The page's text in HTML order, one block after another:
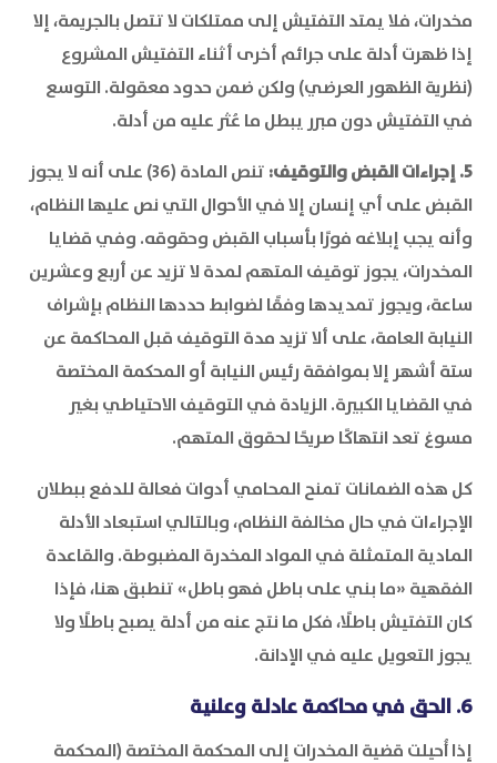
مخدرات، فلا يمتد التفتيش إلى ممتلكات لا تتصل بالجريمة، إلا
إذا ظهرت أدلة على جرائم أخرى أثناء التفتيش المشروع
(نظرية الظهور العرضي) ولكن ضمن حدود معقولة. التوسع
في التفتيش دون مبرر يبطل ما عُثر عليه من أدلة.
5. إجراءات القبض والتوقيف:
تنص المادة (36) على أنه لا يجوز
القبض على أي إنسان إلا في الأحوال التي نص عليها النظام،
وأنه يجب إبلاغه فورًا بأسباب القبض وحقوقه. وفي قضايا
المخدرات، يجوز توقيف المتهم لمدة لا تزيد عن أربع وعشرين
ساعة، ويجوز تمديدها وفقًا لضوابط حددها النظام بإشراف
النيابة العامة، على ألا تزيد مدة التوقيف قبل المحاكمة عن
ستة أشهر إلا بموافقة رئيس النيابة أو المحكمة المختصة
في القضايا الكبيرة. الزيادة في التوقيف الاحتياطي بغير
مسوغ تعد انتهاكًا صريحًا لحقوق المتهم.
كل هذه الضمانات تمنح المحامي أدوات فعالة للدفع ببطلان
الإجراءات في حال مخالفة النظام، وبالتالي استبعاد الأدلة
المادية المتمثلة في المواد المخدرة المضبوطة. والقاعدة
الفقهية «ما بني على باطل فهو باطل» تنطبق هنا، فإذا
كان التفتيش باطلًا، فكل ما نتج عنه من أدلة يصبح باطلًا ولا
يجوز التعويل عليه في الإدانة.
6. الحق في محاكمة عادلة وعلنية
إذا أُحيلت قضية المخدرات إلى المحكمة المختصة (المحكمة